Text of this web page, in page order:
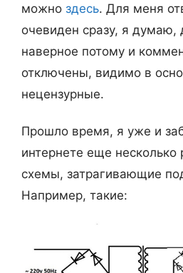
можно здесь. Для меня
очевиден сразу, я думаю,
наверное потому и
отключены, видимо в
нецензурные.
Прошло время, я уже и
интернете еще несколько
схемы, затрагивающие
Например, такие: